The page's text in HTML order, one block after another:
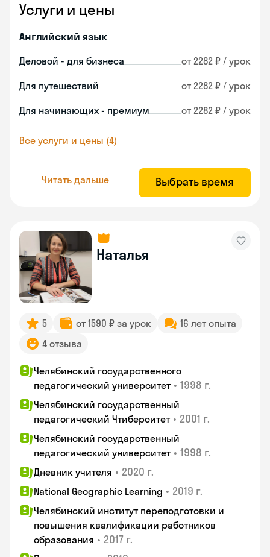
Услуги и цены
Английский язык
Деловой - для бизнеса от 2282 ₽ / урок
Для путешествий от 2282 ₽ / урок
Для начинающих - премиум от 2282 ₽ / урок
Все услуги и цены (4)
Читать дальше Выбрать время
Наталья
5 от 1590 ₽ за урок
16 лет опыта
4 отзыва
Челябинский государственного
педагогический университет • 1998 г.
Челябинский государственный
педагогический Чтиберситет • 2001 г.
Челябинский государственный
педагогический университет • 1998 г.
Дневник учителя • 2020 г.
National Geographic Learning • 2019 г.
Челябинский институт переподготовки и
повышения квалификации работников
образования • 2017 г.